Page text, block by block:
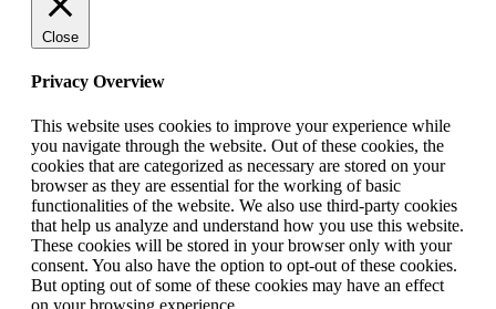
Close
Privacy Overview
This website uses cookies to improve your experience while
you navigate through the website. Out of these cookies, the
cookies that are categorized as necessary are stored on your
browser as they are essential for the working of basic
functionalities of the website. We also use third-party cookies
that help us analyze and understand how you use this website.
These cookies will be stored in your browser only with your
consent. You also have the option to opt-out of these cookies.
But opting out of some of these cookies may have an effect
on your browsing experience.